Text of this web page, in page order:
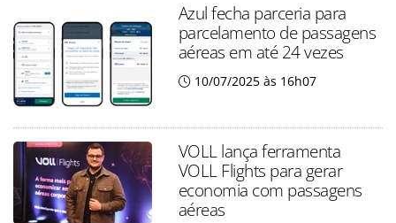
Azul fecha parceria para
parcelamento de passagens
aéreas em até 24 vezes
10/07/2025 às 16h07
VOLL lança ferramenta
VOLL Flights para gerar
economia com passagens
aéreas